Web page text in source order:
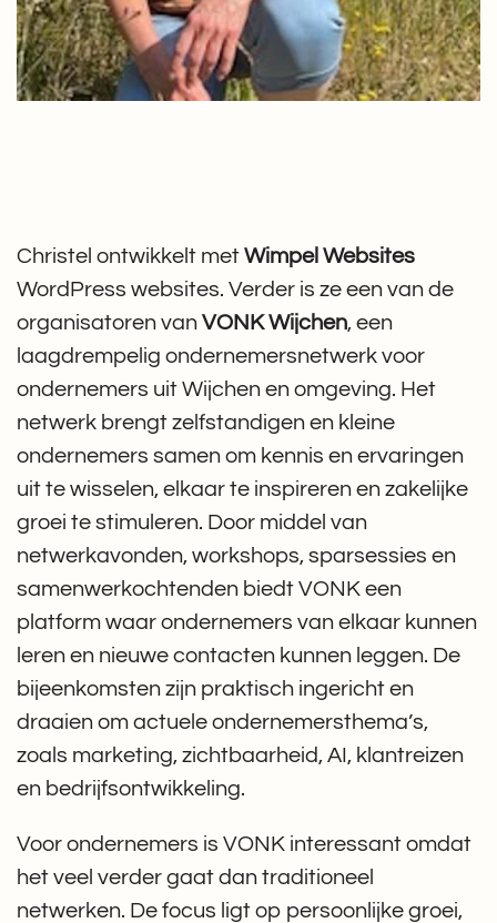
Christel ontwikkelt met Wimpel Websites
WordPress websites. Verder is ze een van de
organisatoren van VONK Wijchen, een
laagdrempelig ondernemersnetwerk voor
ondernemers uit Wijchen en omgeving. Het
netwerk brengt zelfstandigen en kleine
ondernemers samen om kennis en ervaringen
uit te wisselen, elkaar te inspireren en zakelijke
groei te stimuleren. Door middel van
netwerkavonden, workshops, sparsessies en
samenwerkochtenden biedt VONK een
platform waar ondernemers van elkaar kunnen
leren en nieuwe contacten kunnen leggen. De
bijeenkomsten zijn praktisch ingericht en
draaien om actuele ondernemersthema’s,
zoals marketing, zichtbaarheid, AI, klantreizen
en bedrijfsontwikkeling.
Voor ondernemers is VONK interessant omdat
het veel verder gaat dan traditioneel
netwerken. De focus ligt op persoonlijke groei,